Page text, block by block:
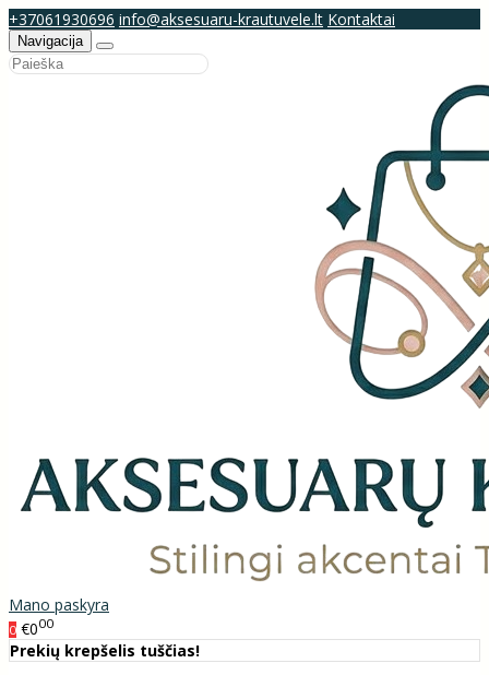
+37061930696 info@aksesuaru-krautuvele.lt Kontaktai
Navigacija
Mano paskyra
0 €000
Prekių krepšelis tuščias!